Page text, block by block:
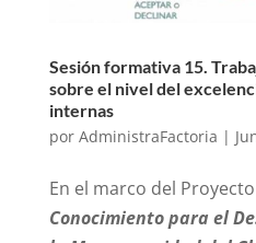
Sesión formativa 15.
sobre el nivel del
internas
por AdministraFactoria |
En el marco del Proyecto
Conocimiento para el